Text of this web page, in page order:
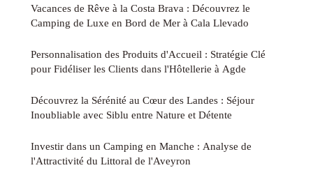
Vacances de Rêve à la Costa Brava : Découvrez le
Camping de Luxe en Bord de Mer à Cala Llevado
Personnalisation des Produits d'Accueil : Stratégie Clé
pour Fidéliser les Clients dans l'Hôtellerie à Agde
Découvrez la Sérénité au Cœur des Landes : Séjour
Inoubliable avec Siblu entre Nature et Détente
Investir dans un Camping en Manche : Analyse de
l'Attractivité du Littoral de l'Aveyron